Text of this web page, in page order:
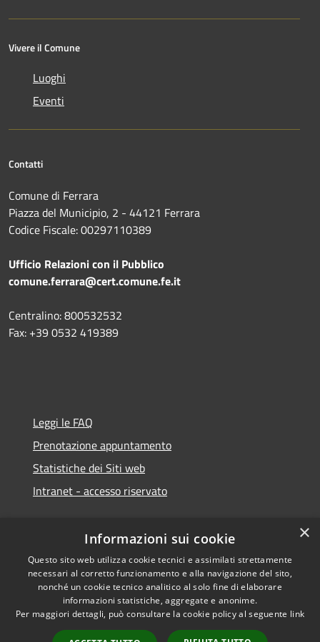
Vivere il Comune
Luoghi
Eventi
Contatti
Comune di Ferrara
Piazza del Municipio, 2 - 44121 Ferrara
Codice Fiscale: 00297110389
Ufficio Relazioni con il Pubblico
comune.ferrara@cert.comune.fe.it
Centralino: 800532532
Fax: +39 0532 419389
Leggi le FAQ
Prenotazione appuntamento
Statistiche dei Siti web
Intranet - accesso riservato
Amministrazione trasparente
Privacy policy
Note legali
×
Informazioni sui cookie
Questo sito web utilizza cookie tecnici e assimilati strettamente
necessari al corretto funzionamento e alla navigazione del sito,
nonché un cookie tecnico analitico al solo fine di elaborare
informazioni statistiche, aggregate e anonime.
Per maggiori dettagli, può consultare la cookie policy al seguente link